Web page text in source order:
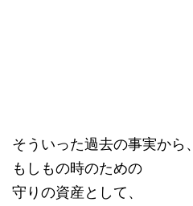
そういった過去の事実から、
もしもの時のための
守りの資産として、